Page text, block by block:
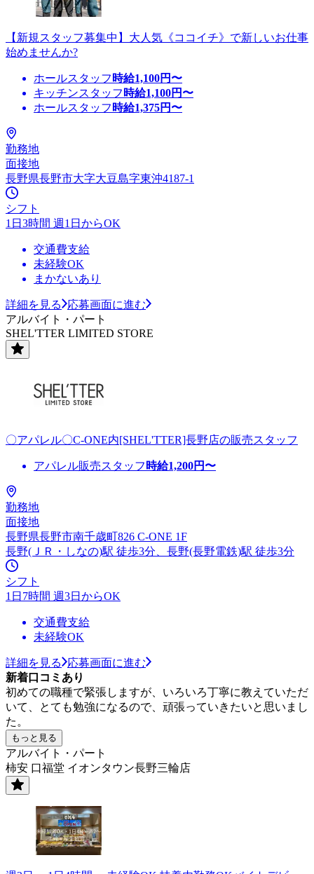
【新規スタッフ募集中】大人気《ココイチ》で新しいお仕事
始めませんか?
ホールスタッフ 時給1,100円〜
キッチンスタッフ 時給1,100円〜
ホールスタッフ 時給1,375円〜
勤務地
面接地
長野県長野市大字大豆島字東沖4187-1
シフト
1日3時間 週1日からOK
交通費支給
未経験OK
まかないあり
詳細を見る
応募画面に進む
アルバイト・パート
SHEL'TTER LIMITED STORE
〇アパレル〇C-ONE内[SHEL'TTER]長野店の販売スタッフ
アパレル販売スタッフ 時給1,200円〜
勤務地
面接地
長野県長野市南千歳町826 C-ONE 1F
長野(ＪＲ・しなの)駅 徒歩3分、長野(長野電鉄)駅 徒歩3分
シフト
1日7時間 週3日からOK
交通費支給
未経験OK
詳細を見る
応募画面に進む
新着口コミあり
初めての職種で緊張しますが、いろいろ丁寧に教えていただ
いて、とても勉強になるので、頑張っていきたいと思いまし
た。
もっと見る
アルバイト・パート
柿安 口福堂 イオンタウン長野三輪店